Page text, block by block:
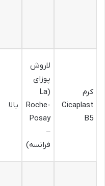
کرم
Cicaplast
B5
لاروش
پوزای
(La
Roche-
Posay
–
فرانسه)
بالا